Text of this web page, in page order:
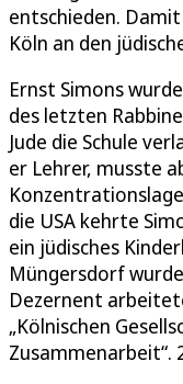
entschieden.
Köln an den
Ernst Simons
des letzten
Jude die Schule
er Lehrer, musste
die USA kehrte
ein jüdisches
Müngersdorf
Dezernent
„Kölnischen
Zusammenarbeit“.